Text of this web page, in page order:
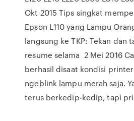
Okt 2015 Tips singkat
Epson L110 yang Lampu
langsung ke TKP: Tekan dan
resume selama 2 Mei 2016
berhasil disaat kondisi printer
ngeblink lampu merah saja.
terus berkedip-kedip, tapi